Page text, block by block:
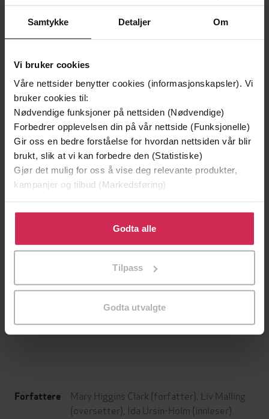
Samtykke Detaljer Om
Vi bruker cookies
Våre nettsider benytter cookies (informasjonskapsler). Vi
bruker cookies til:
Nødvendige funksjoner på nettsiden (Nødvendige)
Forbedrer opplevelsen din på vår nettside (Funksjonelle)
Gir oss en bedre forståelse for hvordan nettsiden vår blir
brukt, slik at vi kan forbedre den (Statistiske)
Gjør det mulig for oss å vise deg relevante produkter,
kampanjer og tilbud (Markedsføring)
Klikk på «Godta alle» for å gi oss ditt samtykke til å
bruke cookies for alle disse formålene. Du kan også
tilpasse ditt samtykke til spesifikke formål ved å klikke
Godta alle
Tilpass
Godta utvalgte
LYDBOK LYDBOK
Andre har også kjøpt
Første gang på tilbud
399,-
Døde sjeler synger ikke
349,-
Forfattere Mary Higgins Clark (forfatter),
Liv Malling
(oversetter), Ida Ursin-Holm (innleser)